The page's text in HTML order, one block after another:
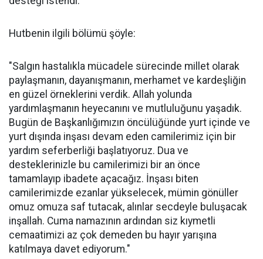
Hutbenin ilgili bölümü şöyle:
"Salgın hastalıkla mücadele sürecinde millet olarak
paylaşmanın, dayanışmanın, merhamet ve kardeşliğin
en güzel örneklerini verdik. Allah yolunda
yardımlaşmanın heyecanını ve mutluluğunu yaşadık.
Bugün de Başkanlığımızın öncülüğünde yurt içinde ve
yurt dışında inşası devam eden camilerimiz için bir
yardım seferberliği başlatıyoruz. Dua ve
desteklerinizle bu camilerimizi bir an önce
tamamlayıp ibadete açacağız. İnşası biten
camilerimizde ezanlar yükselecek, mümin gönüller
omuz omuza saf tutacak, alınlar secdeyle buluşacak
inşallah. Cuma namazının ardından siz kıymetli
cemaatimizi az çok demeden bu hayır yarışına
katılmaya davet ediyorum."